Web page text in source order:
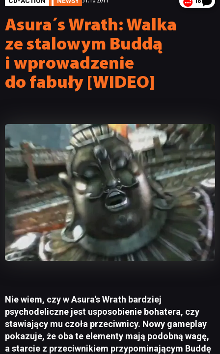
Asura´s Wrath: Walka
ze stalowym Buddą
i wprowadzenie
do fabuły [WIDEO]
Nie wiem, czy w Asura's Wrath bardziej
psychodeliczne jest usposobienie bohatera, czy
stawiający mu czoła przeciwnicy. Nowy gameplay
pokazuje, że oba te elementy mają podobną wagę,
a starcie z przeciwnikiem przypominającym Buddę